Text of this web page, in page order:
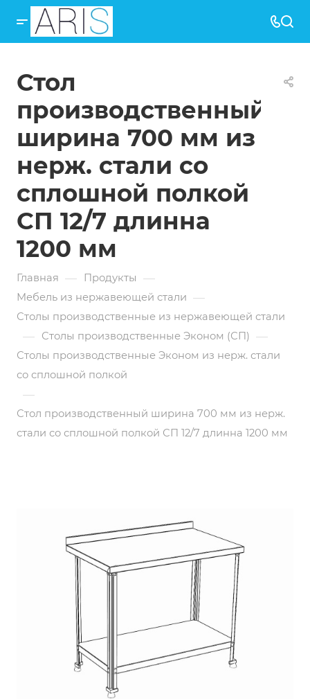
Стол
производственный
ширина 700 мм из
нерж. стали со
сплошной полкой
СП 12/7 длинна
1200 мм
Главная — Продукты —
Мебель из нержавеющей стали —
Столы производственные из нержавеющей стали
— Столы производственные Эконом (СП) —
Столы производственные Эконом из нерж. стали
со сплошной полкой
—
Стол производственный ширина 700 мм из нерж.
стали со сплошной полкой СП 12/7 длинна 1200 мм